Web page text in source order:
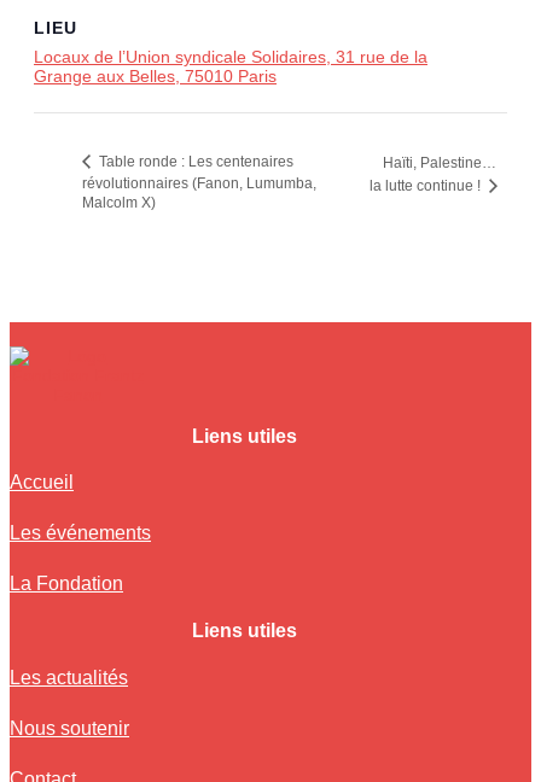
LIEU
Locaux de l’Union syndicale Solidaires, 31 rue de la
Grange aux Belles, 75010 Paris
Table ronde : Les centenaires
révolutionnaires (Fanon, Lumumba,
Malcolm X)
Haïti, Palestine…
la lutte continue !
Liens utiles
Accueil
Les événements
La Fondation
Liens utiles
Les actualités
Nous soutenir